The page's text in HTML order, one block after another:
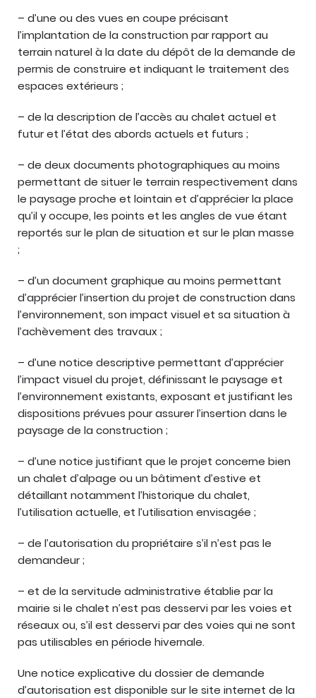
– d’une ou des vues en coupe précisant
l’implantation de la construction par rapport au
terrain naturel à la date du dépôt de la demande de
permis de construire et indiquant le traitement des
espaces extérieurs ;
– de la description de l’accès au chalet actuel et
futur et l’état des abords actuels et futurs ;
– de deux documents photographiques au moins
permettant de situer le terrain respectivement dans
le paysage proche et lointain et d’apprécier la place
qu’il y occupe, les points et les angles de vue étant
reportés sur le plan de situation et sur le plan masse
;
– d’un document graphique au moins permettant
d’apprécier l’insertion du projet de construction dans
l’environnement, son impact visuel et sa situation à
l’achèvement des travaux ;
– d’une notice descriptive permettant d’apprécier
l’impact visuel du projet, définissant le paysage et
l’environnement existants, exposant et justifiant les
dispositions prévues pour assurer l’insertion dans le
paysage de la construction ;
– d’une notice justifiant que le projet concerne bien
un chalet d’alpage ou un bâtiment d’estive et
détaillant notamment l’historique du chalet,
l’utilisation actuelle, et l’utilisation envisagée ;
– de l’autorisation du propriétaire s’il n’est pas le
demandeur ;
– et de la servitude administrative établie par la
mairie si le chalet n’est pas desservi par les voies et
réseaux ou, s’il est desservi par des voies qui ne sont
pas utilisables en période hivernale.
Une notice explicative du dossier de demande
d’autorisation est disponible sur le site internet de la